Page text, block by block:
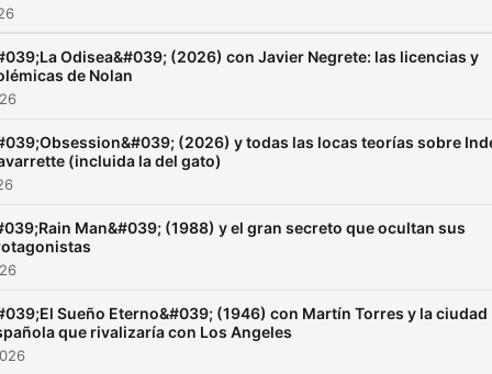
Odisea&#039; (2026) con Javier Negrete: las licencias y
de Nolan
(2026) y todas las locas teorías sobre
(incluida la del gato)
Man&#039; (1988) y el gran secreto que ocultan sus
Sueño Eterno&#039; (1946) con Martín Torres y la ciudad
que rivalizaría con Los Angeles